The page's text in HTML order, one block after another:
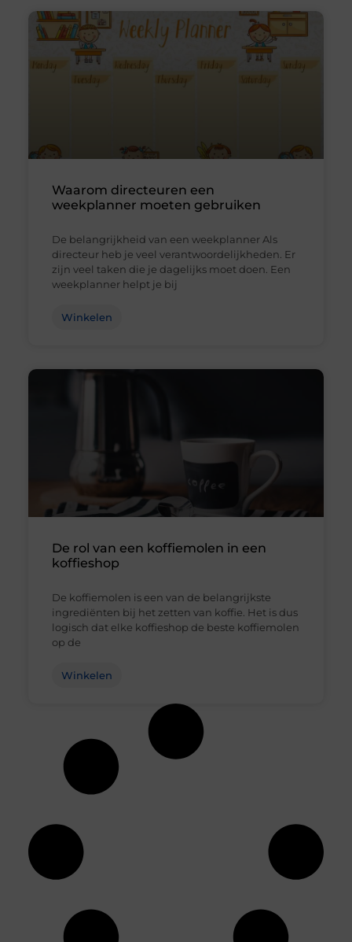
Waarom directeuren een
weekplanner moeten gebruiken
De belangrijkheid van een weekplanner Als
directeur heb je veel verantwoordelijkheden. Er
zijn veel taken die je dagelijks moet doen. Een
weekplanner helpt je bij
Winkelen
De rol van een koffiemolen in een
koffieshop
De koffiemolen is een van de belangrijkste
ingrediënten bij het zetten van koffie. Het is dus
logisch dat elke koffieshop de beste koffiemolen
op de
Winkelen